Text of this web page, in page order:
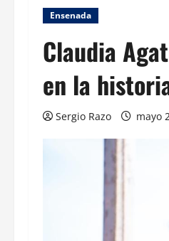
Ensenada
Claudia
en la
Sergio Razo mayo